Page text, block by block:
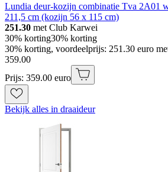
Lundia deur-kozijn combinatie Tva 2A01
211,5 cm (kozijn 56 x 115 cm)
251.30 met Club Karwei
30% korting30% korting
30% korting, voordeelprijs: 251.30 euro
359.00
Prijs: 359.00 euro
Bekijk alles in draaideur